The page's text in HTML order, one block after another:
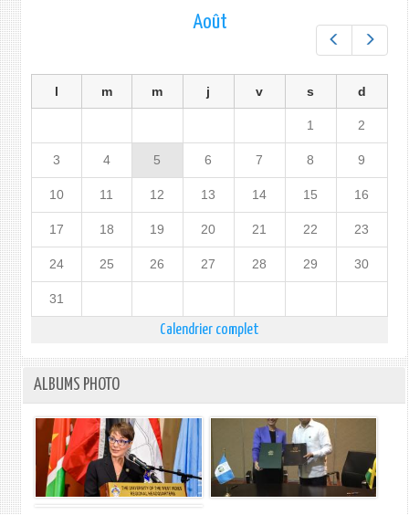
Préc.
Août
l m m j v s d
1 2
3 4 5 6 7 8 9
10 11 12 13 14 15 16
17 18 19 20 21 22 23
24 25 26 27 28 29 30
31
Calendrier complet
ALBUMS PHOTO